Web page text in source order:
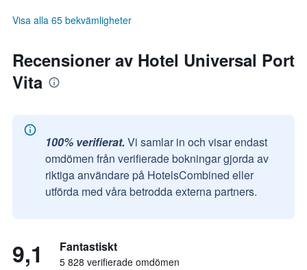
Visa alla 65 bekvämligheter
Recensioner av Hotel Universal Port
Vita
100% verifierat. Vi samlar in och visar endast
omdömen från verifierade bokningar gjorda av
riktiga användare på HotelsCombined eller
utförda med våra betrodda externa partners.
9,1 Fantastiskt
5 828 verifierade omdömen